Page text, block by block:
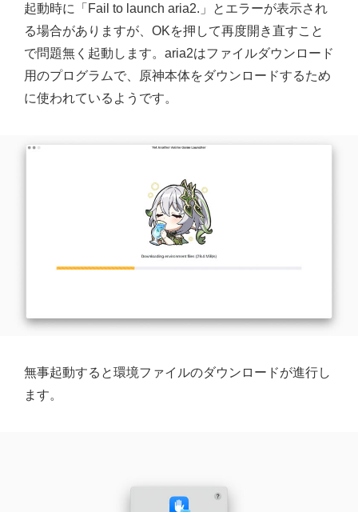
起動時に「Fail to launch aria2.」とエラーが表示され
る場合がありますが、OKを押して再度開き直すこと
で問題無く起動します。aria2はファイルダウンロード
用のプログラムで、原神本体をダウンロードするため
に使われているようです。
無事起動すると環境ファイルのダウンロードが進行し
ます。